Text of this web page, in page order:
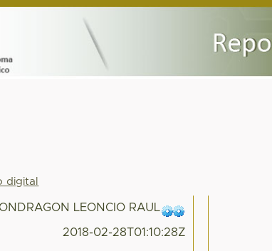
digital
LEONCIO RAUL
2018-02-28T01:10:28Z